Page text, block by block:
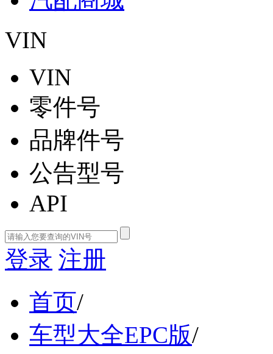
VIN
VIN
零件号
品牌件号
公告型号
API
登录 注册
首页/
车型大全EPC版/